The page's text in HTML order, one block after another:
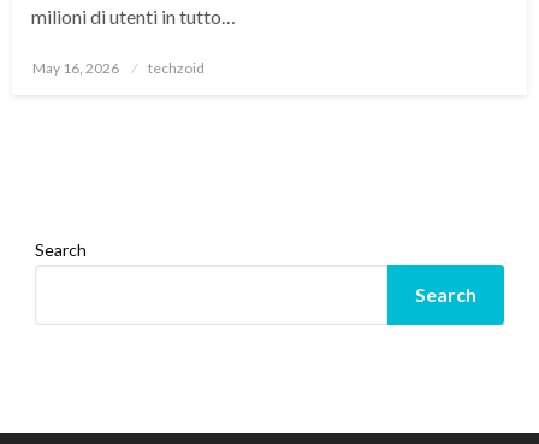
milioni di utenti in tutto…
Posted
May 16, 2026 techzoid
Search
Search